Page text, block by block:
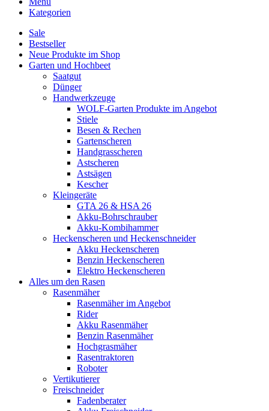
Kategorien
Sale
Bestseller
Neue Produkte im Shop
Garten und Hochbeet
Saatgut
Dünger
Handwerkzeuge
WOLF-Garten Produkte im Angebot
Stiele
Besen & Rechen
Gartenscheren
Handgrasscheren
Astscheren
Astsägen
Kescher
Kleingeräte
GTA 26 & HSA 26
Akku-Bohrschrauber
Akku-Kombihammer
Heckenscheren und Heckenschneider
Akku Heckenscheren
Benzin Heckenscheren
Elektro Heckenscheren
Alles um den Rasen
Rasenmäher
Rasenmäher im Angebot
Rider
Akku Rasenmäher
Benzin Rasenmäher
Hochgrasmäher
Rasentraktoren
Roboter
Vertikutierer
Freischneider
Fadenberater